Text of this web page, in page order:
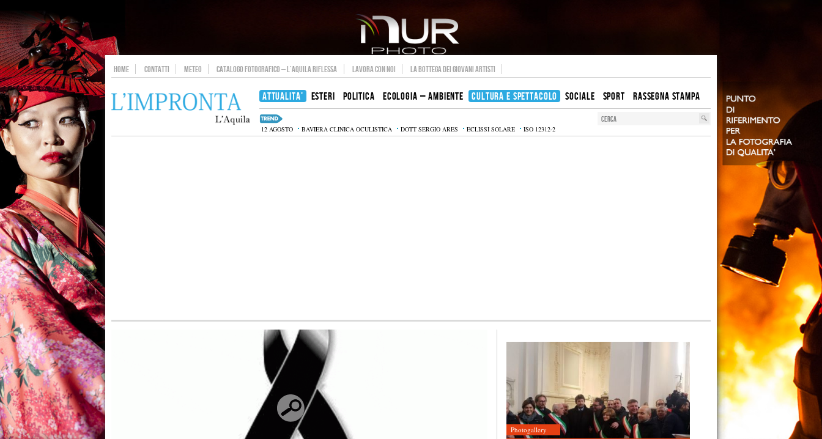
HOME CONTATTI METEO CATALOGO FOTOGRAFICO – L’AQUILA RIFLESSA LAVORA CON NOI LA BOTTEGA DEI GIOVANI ARTISTI
ATTUALITA’ ESTERI POLITICA ECOLOGIA – AMBIENTE CULTURA E SPETTACOLO SOCIALE SPORT RASSEGNA STAMPA
12 AGOSTO BAVIERA CLINICA OCULISTICA DOTT SERGIO ARES ECLISSI SOLARE ISO 12312-2
Photogallery